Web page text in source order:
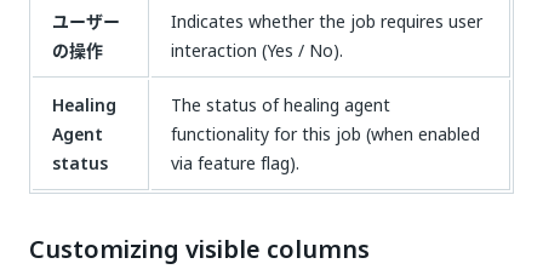
ユーザー
の操作
Indicates whether the job requires user
interaction (Yes / No).
Healing
Agent
status
The status of healing agent
functionality for this job (when enabled
via feature flag).
Customizing visible columns